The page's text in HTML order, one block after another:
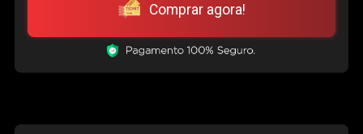
Comprar agora!